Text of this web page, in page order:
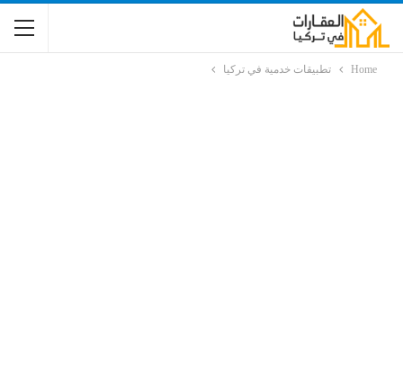
Home تطبيقات خدمية في تركيا